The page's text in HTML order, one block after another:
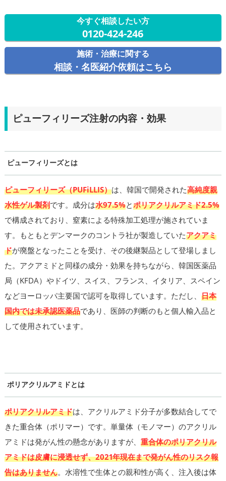
今すぐ相談したい方
0120-424-246
施術・治療に関する
相談・名医紹介依頼はこちら
ピューフィリーズ注射の内容・効果
ピューフィリーズとは
ピューフィリーズ（PUFiLLIS）は、韓国で開発された高純度親
水性ゲル製剤です。成分は水97.5%とポリアクリルアミド2.5%
で構成されており、窒素による特殊加工処理が施されていま
す。もともとデンマークのコントラ社が製造していたアクアミ
ドが廃盤となったことを受け、その後継製品として登場しまし
た。アクアミドと同様の成分・効果を持ちながら、韓国医薬品
局（KFDA）やドイツ、スイス、フランス、イタリア、スペイン
などヨーロッパ主要国で認可を取得しています。ただし、 日本
国内では未承認医薬品であり、医師の判断のもと個人輸入品と
して使用されています。
ポリアクリルアミドとは
ポリアクリルアミドは、アクリルアミド分子が多数結合してで
きた重合体（ポリマー）です。単量体（モノマー）のアクリル
アミドは発がん性の懸念がありますが、 重合体のポリアクリル
アミドは皮膚に浸透せず、2021年現在まで発がん性のリスク報
告はありません。水溶性で生体との親和性が高く、注入後は体